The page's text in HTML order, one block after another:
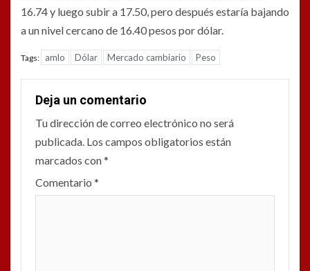
16.74 y luego subir a 17.50, pero después estaría bajando
a un nivel cercano de 16.40 pesos por dólar.
Tags: amlo Dólar Mercado cambiario Peso
Deja un comentario
Tu dirección de correo electrónico no será
publicada. Los campos obligatorios están
marcados con*
Comentario *